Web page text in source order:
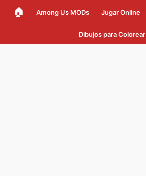
🏠 Among Us MODs Jugar Online
Dibujos para Colorear